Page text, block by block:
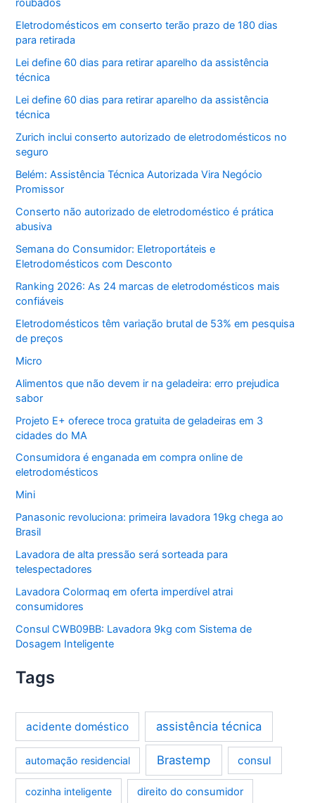
roubados
Eletrodomésticos em conserto terão prazo de 180 dias
para retirada
Lei define 60 dias para retirar aparelho da assistência
técnica
Lei define 60 dias para retirar aparelho da assistência
técnica
Zurich inclui conserto autorizado de eletrodomésticos no
seguro
Belém: Assistência Técnica Autorizada Vira Negócio
Promissor
Conserto não autorizado de eletrodoméstico é prática
abusiva
Semana do Consumidor: Eletroportáteis e
Eletrodomésticos com Desconto
Ranking 2026: As 24 marcas de eletrodomésticos mais
confiáveis
Eletrodomésticos têm variação brutal de 53% em pesquisa
de preços
Micro
Alimentos que não devem ir na geladeira: erro prejudica
sabor
Projeto E+ oferece troca gratuita de geladeiras em 3
cidades do MA
Consumidora é enganada em compra online de
eletrodomésticos
Mini
Panasonic revoluciona: primeira lavadora 19kg chega ao
Brasil
Lavadora de alta pressão será sorteada para
telespectadores
Lavadora Colormaq em oferta imperdível atrai
consumidores
Consul CWB09BB: Lavadora 9kg com Sistema de
Dosagem Inteligente
Tags
acidente doméstico assistência técnica
automação residencial Brastemp consul
cozinha inteligente direito do consumidor